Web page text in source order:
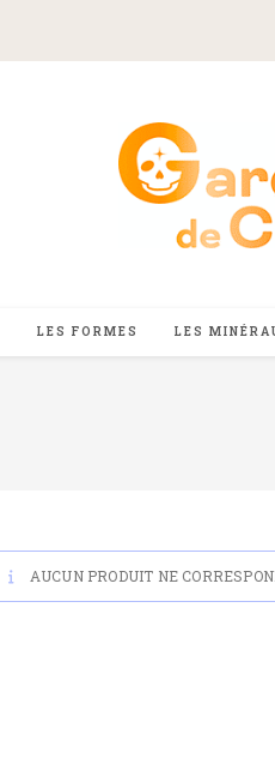
LES FORMES LES
AUCUN PRODUIT NE